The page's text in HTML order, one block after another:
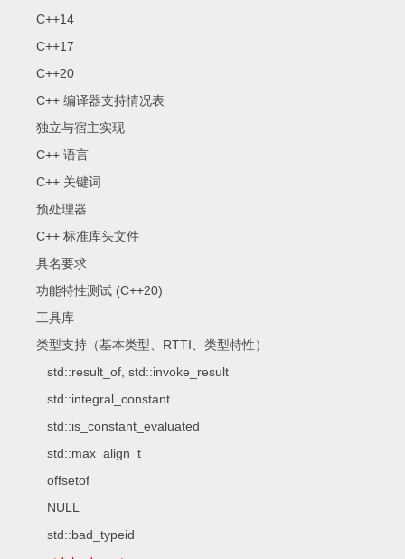
C++14
C++17
C++20
C++ 编译器支持情况表
独立与宿主实现
C++ 语言
C++ 关键词
预处理器
C++ 标准库头文件
具名要求
功能特性测试 (C++20)
工具库
类型支持（基本类型、RTTI、类型特性）
std::result_of, std::invoke_result
std::integral_constant
std::is_constant_evaluated
std::max_align_t
offsetof
NULL
std::bad_typeid